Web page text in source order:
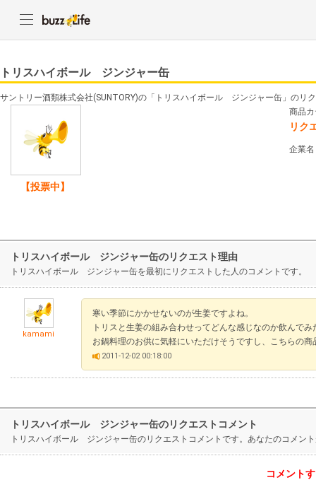
トリスハイボール ジンジャー缶
サントリー酒類株式会社(SUNTORY)の「トリスハイボール ジンジャー缶」のリ
【投票中】
商品
リク
企業
トリスハイボール ジンジャー缶のリクエスト理由
トリスハイボール ジンジャー缶を最初にリクエストした人のコメントです。
kamami
寒い季節にかかせないのが生姜ですよね。
トリスと生姜の組み合わせってどんな感じなのか飲んで
お鍋料理のお供に気軽にいただけそうですし、こちらの
2011-12-02 00:18:00
トリスハイボール ジンジャー缶のリクエストコメント
トリスハイボール ジンジャー缶のリクエストコメントです。あなたのコメン
コメント